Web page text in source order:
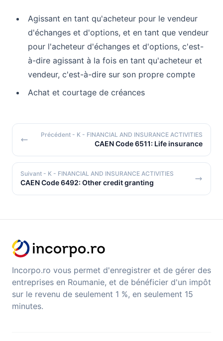
Agissant en tant qu'acheteur pour le vendeur
d'échanges et d'options, et en tant que vendeur
pour l'acheteur d'échanges et d'options, c'est-
à-dire agissant à la fois en tant qu'acheteur et
vendeur, c'est-à-dire sur son propre compte
Achat et courtage de créances
Précédent - K - FINANCIAL AND INSURANCE ACTIVITIES
CAEN Code 6511: Life insurance
Suivant - K - FINANCIAL AND INSURANCE ACTIVITIES
CAEN Code 6492: Other credit granting
Incorpo.ro vous permet d'enregistrer et de gérer des
entreprises en Roumanie, et de bénéficier d'un impôt
sur le revenu de seulement 1 %, en seulement 15
minutes.